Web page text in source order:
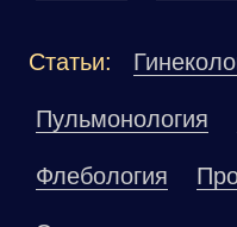
Статьи:
Пульмонология
Флебология